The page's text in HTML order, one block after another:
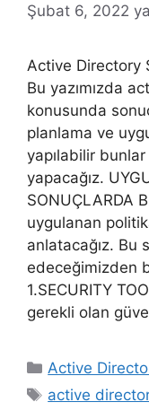
Şubat 6, 2022
Active Directory
Bu yazımızda
konusunda
planlama ve
yapılabilir
yapacağız.
SONUÇLARDA
uygulanan
anlatacağız. Bu
edeceğimizden
1.SECURITY
gerekli olan
Kategoriler
Active
Etiketler
active